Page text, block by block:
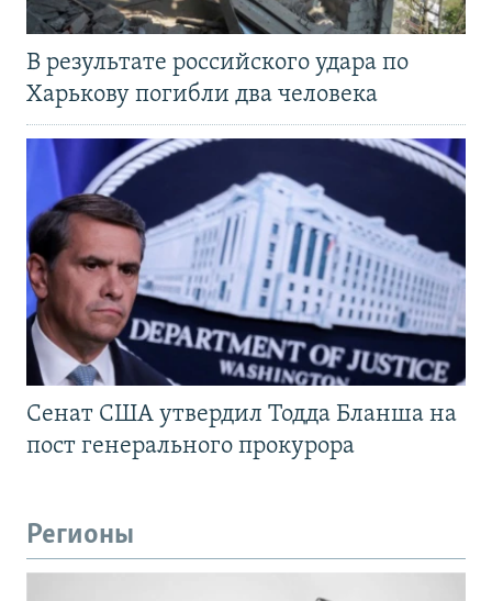
В результате российского удара по
Харькову погибли два человека
Сенат США утвердил Тодда Бланша на
пост генерального прокурора
Регионы